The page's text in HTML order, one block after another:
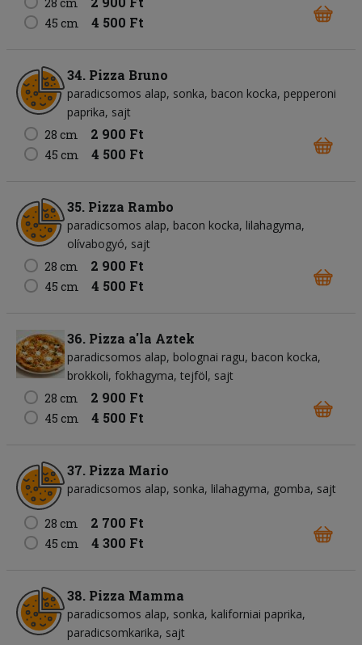
45 cm 4 500 Ft
34. Pizza Bruno
paradicsomos alap sonka bacon kocka pepperoni
paprika sajt
28 cm
2 900 Ft
45 cm 4 500 Ft
35. Pizza Rambo
paradicsomos alap bacon kocka lilahagyma
olívabogyó sajt
28 cm
2 900 Ft
45 cm 4 500 Ft
36. Pizza a'la Aztek
paradicsomos alap bolognai ragu bacon kocka
brokkoli fokhagyma tejföl sajt
28 cm
2 900 Ft
45 cm 4 500 Ft
37. Pizza Mario
paradicsomos alap sonka lilahagyma gomba sajt
28 cm 2 700 Ft
45 cm 4 300 Ft
38. Pizza Mamma
paradicsomos alap sonka kaliforniai paprika
paradicsomkarika sajt